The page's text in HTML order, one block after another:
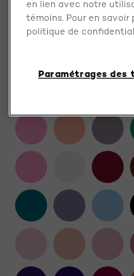
Color552 Rubis Folies
en lien avec notre
témoins. Pour en
politique de
Paramétrages des